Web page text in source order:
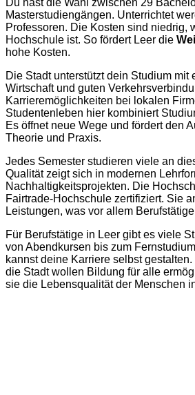
Du hast die Wahl zwischen 29
Masterstudiengängen. Unterrichtet
Professoren. Die Kosten sind niedrig,
Hochschule ist. So fördert Leer die
hohe Kosten.
Die Stadt unterstützt dein Studium mit
Wirtschaft und guten
Karrieremöglichkeiten bei lokalen
Studentenleben hier kombiniert
Es öffnet neue Wege und fördert den
Theorie und Praxis.
Jedes Semester studieren viele an
Qualität zeigt sich in modernen
Nachhaltigkeitsprojekten. Die
Fairtrade-Hochschule zertifiziert. Sie
Leistungen, was vor allem
Für Berufstätige in Leer gibt es viele
von Abendkursen bis zum
kannst deine Karriere selbst
die Stadt wollen Bildung für alle
sie die Lebensqualität der Menschen